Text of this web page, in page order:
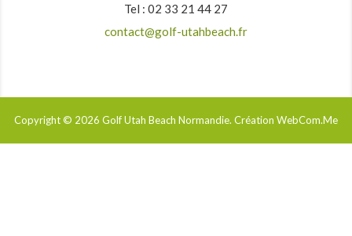
Tel : 02 33 21 44 27
contact@golf-utahbeach.fr
Copyright © 2026 Golf Utah Beach Normandie. Création WebCom.Me